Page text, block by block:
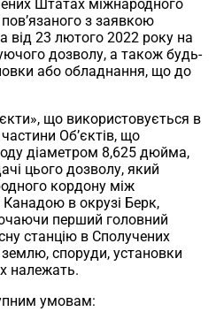
Штатах міжнародного
з заявкою
від 23 лютого 2022 року на
дозволу, а також будь-
або обладнання, що до
що використовується в
Об’єктів, що
діаметром 8,625 дюйма,
цього дозволу, який
кордону між
в окрузі Берк,
перший головний
станцію в Сполучених
споруди, установки
належать.
умовам: